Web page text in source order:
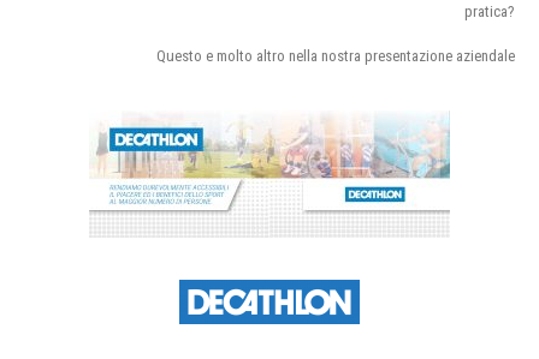
pratica?
Questo e molto altro nella nostra presentazione aziendale